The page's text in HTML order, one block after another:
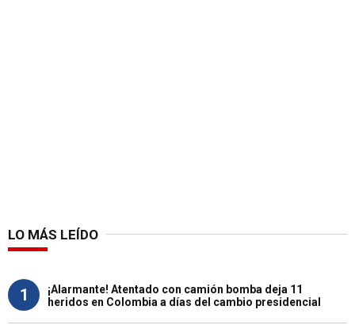
LO MÁS LEÍDO
1
¡Alarmante! Atentado con camión bomba deja 11
heridos en Colombia a días del cambio presidencial